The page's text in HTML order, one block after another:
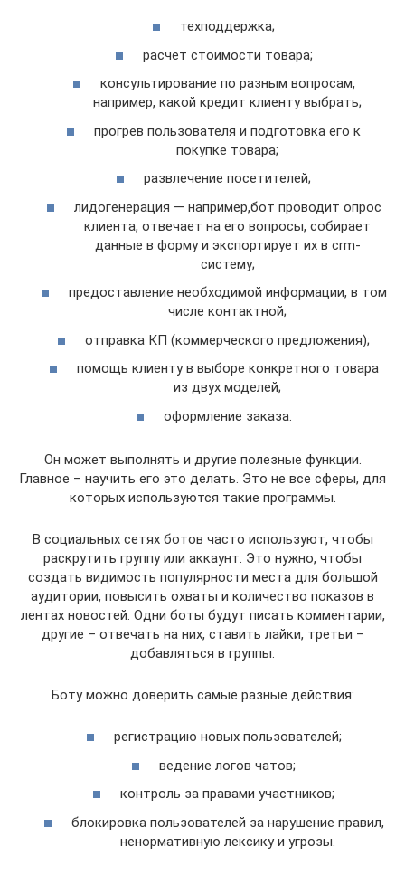
техподдержка;
расчет стоимости товара;
консультирование по разным вопросам,
например, какой кредит клиенту выбрать;
прогрев пользователя и подготовка его к
покупке товара;
развлечение посетителей;
лидогенерация — например,бот проводит опрос
клиента, отвечает на его вопросы, собирает
данные в форму и экспортирует их в crm-
систему;
предоставление необходимой информации, в том
числе контактной;
отправка КП (коммерческого предложения);
помощь клиенту в выборе конкретного товара
из двух моделей;
оформление заказа.
Он может выполнять и другие полезные функции.
Главное – научить его это делать. Это не все сферы, для
которых используются такие программы.
В социальных сетях ботов часто используют, чтобы
раскрутить группу или аккаунт. Это нужно, чтобы
создать видимость популярности места для большой
аудитории, повысить охваты и количество показов в
лентах новостей. Одни боты будут писать комментарии,
другие – отвечать на них, ставить лайки, третьи –
добавляться в группы.
Боту можно доверить самые разные действия:
регистрацию новых пользователей;
ведение логов чатов;
контроль за правами участников;
блокировка пользователей за нарушение правил,
ненормативную лексику и угрозы.